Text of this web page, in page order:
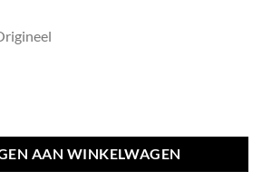
AAN WINKELWAGEN